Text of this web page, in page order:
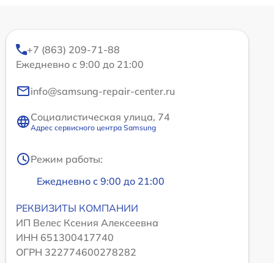
+7 (863) 209-71-88
Ежедневно с 9:00 до 21:00
info@samsung-repair-center.ru
Социалистическая улица, 74
Адрес сервисного центра Samsung
Режим работы:
Ежедневно с 9:00 до 21:00
РЕКВИЗИТЫ КОМПАНИИ
ИП Велес Ксения Алексеевна
ИНН 651300417740
ОГРН 322774600278282